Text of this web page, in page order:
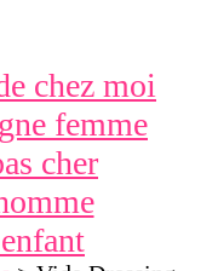
chez moi
femme
cher